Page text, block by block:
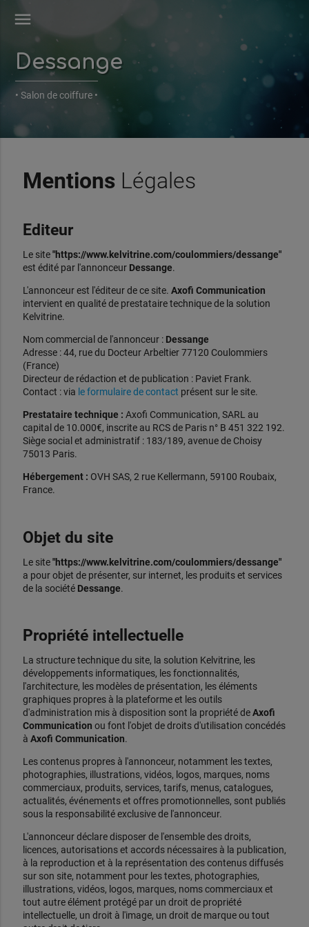
menu
Dessange
• Salon de coiffure •
MentionsLégales
Editeur
Le site"https://www.kelvitrine.com/coulommiers/dessange"
est édité par l'annonceur Dessange.
L'annonceur est l'éditeur de ce site. Axofi Communication
intervient en qualité de prestataire technique de la solution
Kelvitrine.
Nom commercial de l'annonceur : Dessange
Adresse : 44, rue du Docteur Arbeltier 77120 Coulommiers
(France)
Directeur de rédaction et de publication : Paviet Frank.
Contact : via le formulaire de contact présent sur le site.
Prestataire technique : Axofi Communication, SARL au
capital de 10.000€, inscrite au RCS de Paris n° B 451 322 192.
Siège social et administratif : 183/189, avenue de Choisy
75013 Paris.
Hébergement : OVH SAS, 2 rue Kellermann, 59100 Roubaix,
France.
Objet du site
Le site"https://www.kelvitrine.com/coulommiers/dessange"
a pour objet de présenter, sur internet, les produits et services
de la société Dessange.
Propriété intellectuelle
La structure technique du site, la solution Kelvitrine, les
développements informatiques, les fonctionnalités,
l'architecture, les modèles de présentation, les éléments
graphiques propres à la plateforme et les outils
d'administration mis à disposition sont la propriété deAxofi
Communication ou font l'objet de droits d'utilisation concédés
à Axofi Communication.
Les contenus propres à l'annonceur, notamment les textes,
photographies, illustrations, vidéos, logos, marques, noms
commerciaux, produits, services, tarifs, menus, catalogues,
actualités, événements et offres promotionnelles, sont publiés
sous la responsabilité exclusive de l'annonceur.
L'annonceur déclare disposer de l'ensemble des droits,
licences, autorisations et accords nécessaires à la publication,
à la reproduction et à la représentation des contenus diffusés
sur son site, notamment pour les textes, photographies,
illustrations, vidéos, logos, marques, noms commerciaux et
tout autre élément protégé par un droit de propriété
intellectuelle, un droit à l'image, un droit de marque ou tout